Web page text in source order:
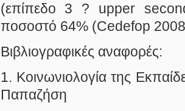
(επίπεδο 3 ? upper
ποσοστό 64% (Cedefop
Βιβλιογραφικές αναφορές:
1. Κοινωνιολογία της
Παπαζήση